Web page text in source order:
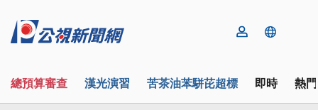
總預算審查 漢光演習 苦茶油苯駢芘超標 即時 熱